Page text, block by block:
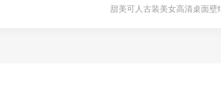
甜美可人古装美女高清桌面壁